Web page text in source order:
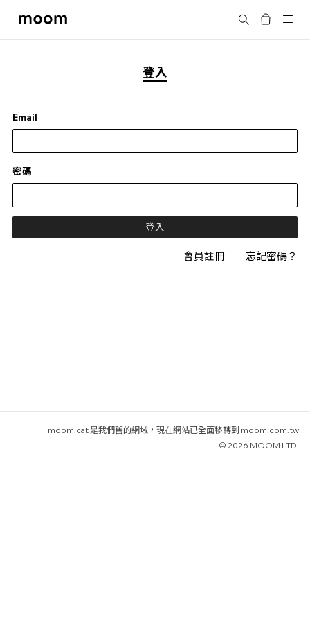
moom
搜尋
登入
Email
密碼
會員註冊 忘記密碼？
moom.cat 是我們舊的網域，現在網站已全面移轉到 moom.com.tw
© 2026 MOOM LTD.